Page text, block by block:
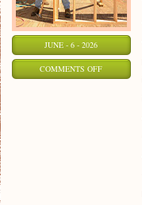
JUNE - 6 - 2026
COMMENTS OFFON